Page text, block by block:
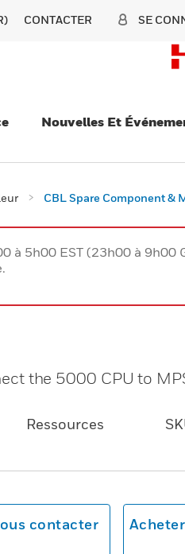
CONTACTER SE
Nouvelles Et
CBL Spare Component &
5h00 EST (23h00 à 9h00
the 5000 CPU to
Ressources
contacter